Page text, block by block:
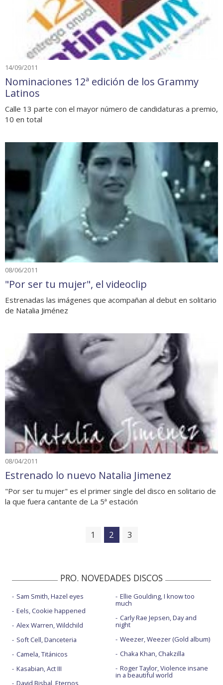
14/09/2011
Nominaciones 12ª edición de los Grammy
Latinos
Calle 13 parte con el mayor número de candidaturas a premio,
10 en total
08/06/2011
"Por ser tu mujer", el videoclip
Estrenadas las imágenes que acompañan al debut en solitario
de Natalia Jiménez
08/04/2011
Estrenado lo nuevo Natalia Jimenez
"Por ser tu mujer" es el primer single del disco en solitario de
la que fuera cantante de La 5ª estación
1 2 3
PRO. NOVEDADES DISCOS
Sam Smith, Hazel eyes
Eels, Cookie happened
Alex Warren, Wildchild
Soft Cell, Danceteria
Camela, Titánicos
Kasabian, Act III
David Bisbal, Eternos
Ellie Goulding, I know too
much
Carly Rae Jepsen, Day and
night
Weezer, Weezer (Gold album)
Chaka Khan, Chakzilla
Roger Taylor, Violence insane
in a beautiful world